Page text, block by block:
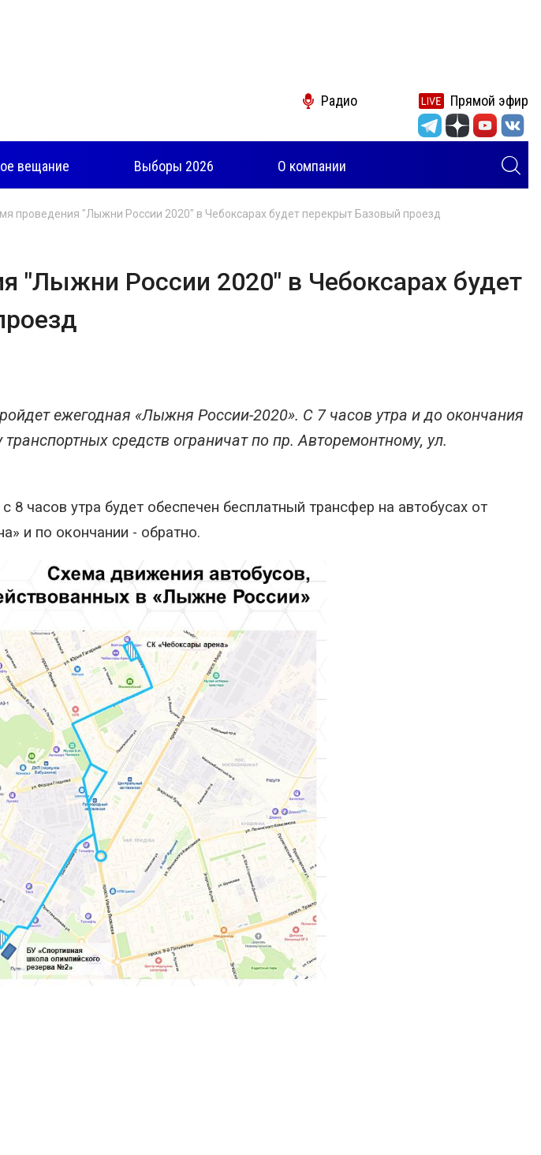
Радио Прямой эфир
вещание Выборы 2026 О компании
проведения "Лыжни России 2020" в Чебоксарах будет перекрыт Базовый проезд
"Лыжни России 2020" в Чебоксарах будет
ежегодная «Лыжня России-2020». С 7 часов утра и до окончания
средств ограничат по пр. Авторемонтному, ул.
часов утра будет обеспечен бесплатный трансфер на автобусах от
и по окончании - обратно.